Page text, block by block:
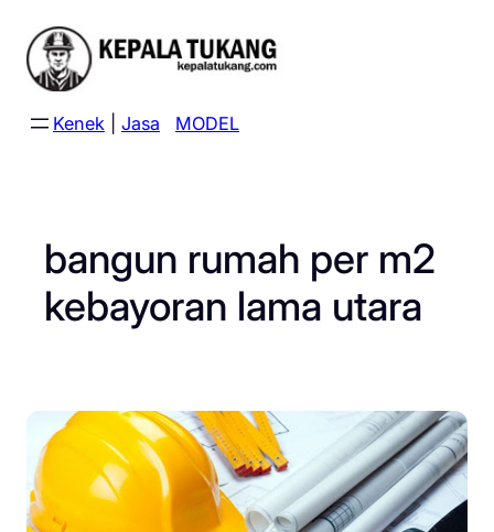
content
Kenek Jasa MODEL
bangun rumah per m2
kebayoran lama utara